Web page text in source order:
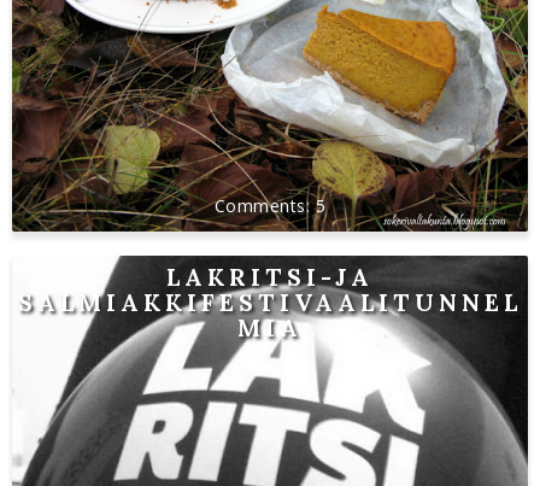
5
LAKRITSI-JA
SALMIAKKIFESTIVAALITUNNEL
MIA